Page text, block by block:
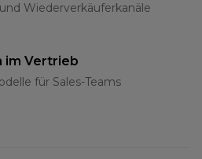
Wiederverkäuferkanäle
im Vertrieb
für Sales-Teams